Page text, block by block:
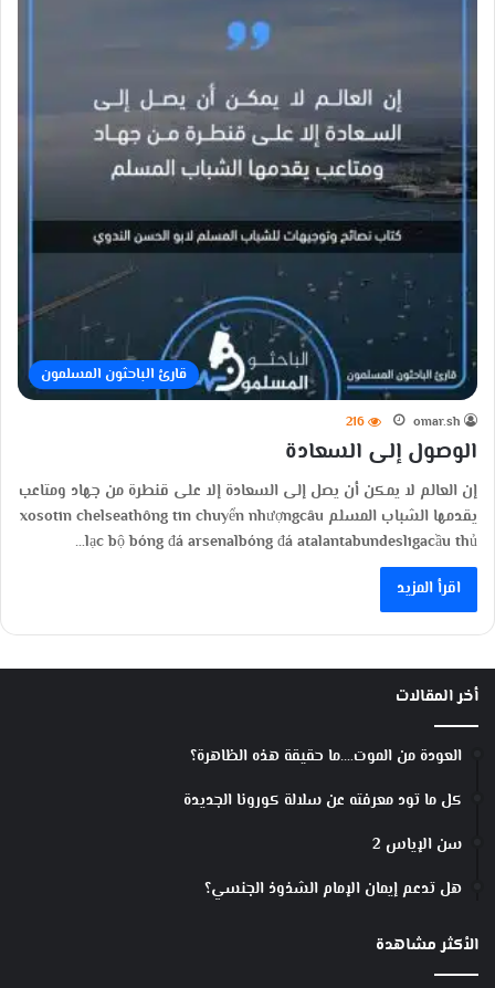
قارئ الباحثون المسلمون
omar.sh
216
الوصول إلى السعادة
إن العالم لا يمكن أن يصل إلى السعادة إلا على قنطرة من جهاد ومتاعب
يقدمها الشباب المسلم xosotin chelseathông tin chuyển nhượngcâu
lạc bộ bóng đá arsenalbóng đá atalantabundesligacầu thủ…
اقرأ المزيد
أخر المقالات
العودة من الموت….ما حقيقة هذه الظاهرة؟
كل ما تود معرفته عن سلالة كورونا الجديدة
سن الإياس 2
هل تدعم إيمان الإمام الشذوذ الجنسي؟
الأكثر مشاهدة